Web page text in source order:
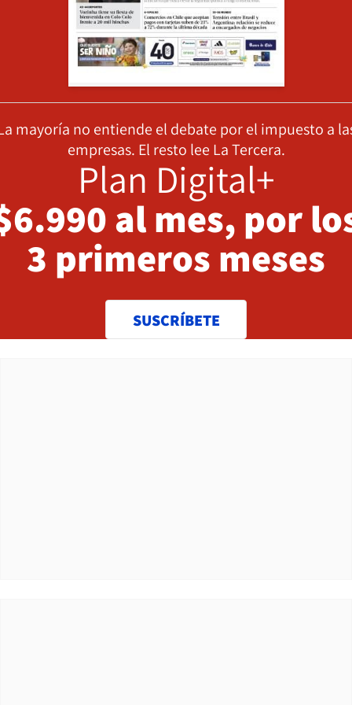
mayoría no entiende el debate por el impuesto a
empresas. El resto lee La Tercera.
Plan Digital+
al mes, por
3 primeros meses
SUSCRÍBETE